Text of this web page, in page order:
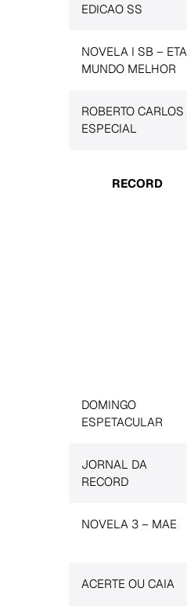
EDICAO SS
NOVELA I SB – ETA
MUNDO MELHOR
ROBERTO CARLOS
ESPECIAL
RECORD
DOMINGO
ESPETACULAR
JORNAL DA
RECORD
NOVELA 3 – MAE
ACERTE OU CAIA